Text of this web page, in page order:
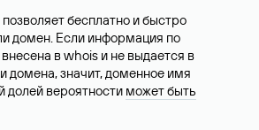
бесплатно и быстро
домен. Если информация по
в whois и не выдается в
домена, значит, доменное имя
долей вероятности может быть